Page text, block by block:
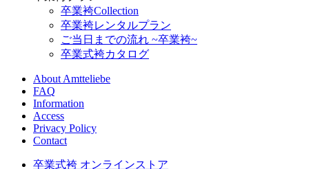
卒業袴Collection
卒業袴レンタルプラン
ご当日までの流れ ~卒業袴~
卒業式袴カタログ
About Amtteliebe
FAQ
Information
Access
Privacy Policy
Contact
卒業式袴 オンラインストア